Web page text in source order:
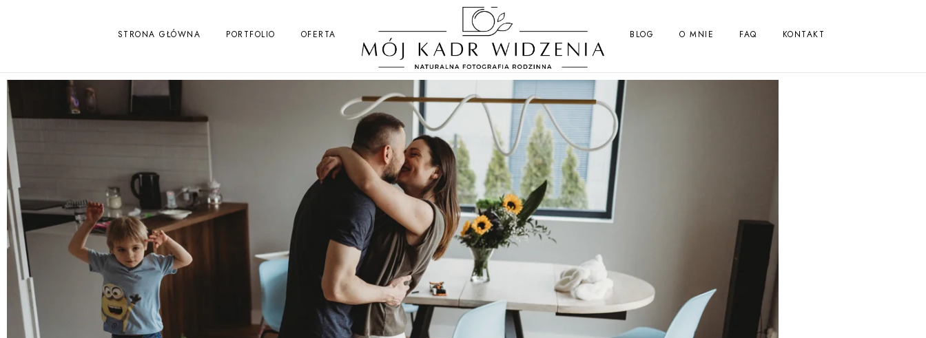
STRONA GŁÓWNA PORTFOLIO OFERTA BLOG O MNIE FAQ KONTAKT